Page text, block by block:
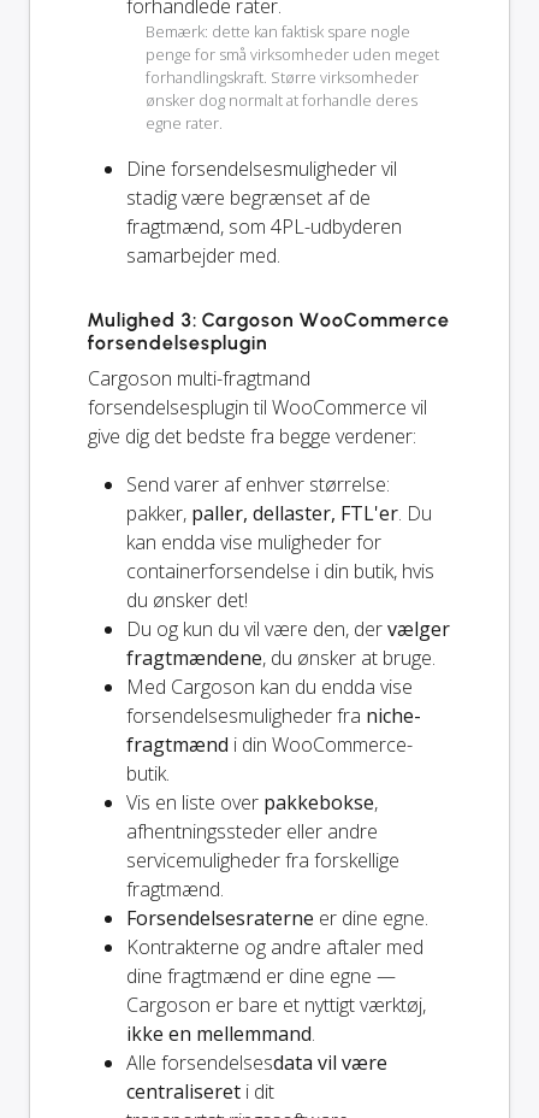
forhandlede rater.
Bemærk: dette kan faktisk spare nogle
penge for små virksomheder uden meget
forhandlingskraft. Større virksomheder
ønsker dog normalt at forhandle deres
egne rater.
Dine forsendelsesmuligheder vil
stadigvære begrænset af de
fragtmænd, som 4PL-udbyderen
samarbejder med.
Mulighed 3: Cargoson WooCommerce
forsendelsesplugin
Cargoson multi-fragtmand
forsendelsesplugin til WooCommerce vil
give dig det bedste fra begge verdener:
Send varer af enhver størrelse:
pakker, paller, dellaster, FTL'er. Du
kan endda vise muligheder for
containerforsendelse i din butik, hvis
du ønsker det!
Du og kun du vil være den, dervælger
fragtmændene, du ønsker at bruge.
Med Cargoson kan du endda vise
forsendelsesmuligheder fra niche-
fragtmænd i din WooCommerce-
butik.
Vis en liste over pakkebokse,
afhentningssteder eller andre
servicemuligheder fra forskellige
fragtmænd.
Forsendelsesraterne er dine egne.
Kontrakterne og andre aftaler med
dine fragtmænd er dine egne —
Cargoson er bare et nyttigt værktøj,
ikke en mellemmand.
Alle forsendelsesdata vil være
centraliseret i dit